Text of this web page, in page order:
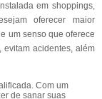
em shoppings,
oferecer maior
um senso que oferece
evitam acidentes, além
Com um
de sanar suas